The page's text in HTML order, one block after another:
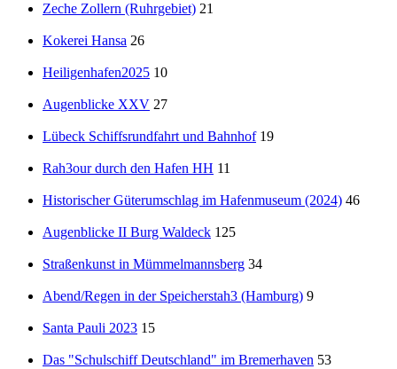
Zeche Zollern (Ruhrgebiet) 21
Kokerei Hansa 26
Heiligenhafen2025 10
Augenblicke XXV 27
Lübeck Schiffsrundfahrt und Bahnhof 19
Rah3our durch den Hafen HH 11
Historischer Güterumschlag im Hafenmuseum (2024) 46
Augenblicke II Burg Waldeck 125
Straßenkunst in Mümmelmannsberg 34
Abend/Regen in der Speicherstah3 (Hamburg) 9
Santa Pauli 2023 15
Das "Schulschiff Deutschland" im Bremerhaven 53